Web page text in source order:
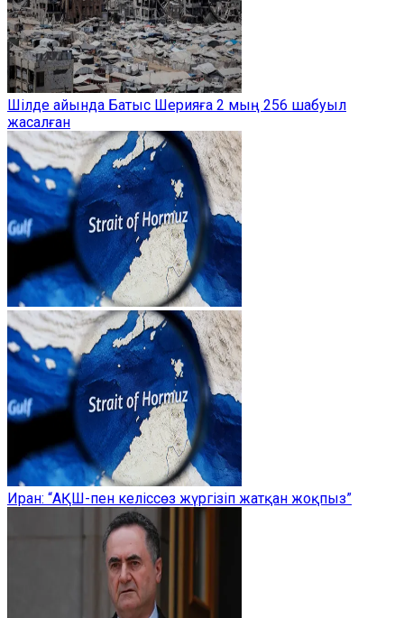
Шілде айында Батыс Шерияға 2 мың 256 шабуыл
жасалған
Иран: “АҚШ-пен келіссөз жүргізіп жатқан жоқпыз”